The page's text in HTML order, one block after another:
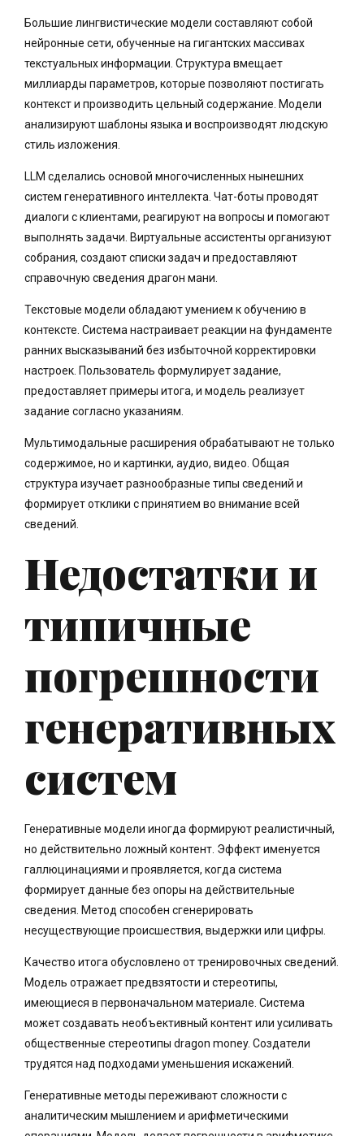
Большие лингвистические модели составляют собой
нейронные сети, обученные на гигантских массивах
текстуальных информации. Структура вмещает
миллиарды параметров, которые позволяют постигать
контекст и производить цельный содержание. Модели
анализируют шаблоны языка и воспроизводят людскую
стиль изложения.
LLM сделались основой многочисленных нынешних
систем генеративного интеллекта. Чат-боты проводят
диалоги с клиентами, реагируют на вопросы и помогают
выполнять задачи. Виртуальные ассистенты организуют
собрания, создают списки задач и предоставляют
справочную сведения драгон мани.
Текстовые модели обладают умением к обучению в
контексте. Система настраивает реакции на фундаменте
ранних высказываний без избыточной корректировки
настроек. Пользователь формулирует задание,
предоставляет примеры итога, и модель реализует
задание согласно указаниям.
Мультимодальные расширения обрабатывают не только
содержимое, но и картинки, аудио, видео. Общая
структура изучает разнообразные типы сведений и
формирует отклики с принятием во внимание всей
сведений.
Недостатки и
типичные
погрешности
генеративных
систем
Генеративные модели иногда формируют реалистичный,
но действительно ложный контент. Эффект именуется
галлюцинациями и проявляется, когда система
формирует данные без опоры на действительные
сведения. Метод способен сгенерировать
несуществующие происшествия, выдержки или цифры.
Качество итога обусловлено от тренировочных сведений.
Модель отражает предвзятости и стереотипы,
имеющиеся в первоначальном материале. Система
может создавать необъективный контент или усиливать
общественные стереотипы dragon money. Создатели
трудятся над подходами уменьшения искажений.
Генеративные методы переживают сложности с
аналитическим мышлением и арифметическими